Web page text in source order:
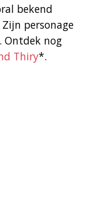
bekend
Zijn personage
. Ontdek nog
Thiry*.